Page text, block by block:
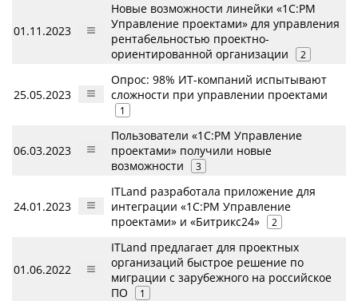
01.11.2023
Новые возможности линейки «1С:PM
Управление проектами» для управления
рентабельностью проектно-
ориентированной организации
2
25.05.2023
Опрос: 98% ИТ-компаний испытывают
сложности при управлении проектами
1
06.03.2023
Пользователи «1С:РM Управление
проектами» получили новые
возможности
3
24.01.2023
ITLand разработала приложение для
интеграции «1С:PM Управление
проектами» и «Битрикс24»
2
01.06.2022
ITLand предлагает для проектных
организаций быстрое решение по
миграции с зарубежного на российское
ПО
1